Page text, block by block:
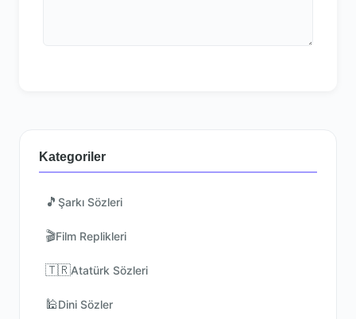
Kategoriler
🎵 Şarkı Sözleri
🎬Film Replikleri
🇹🇷Atatürk Sözleri
🕌Dini Sözler